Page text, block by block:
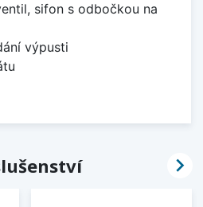
sifon s odbočkou na
výpusti
